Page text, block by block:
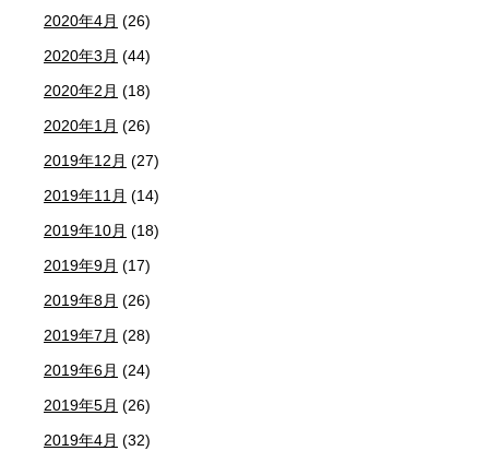
2020年4月 (26)
2020年3月 (44)
2020年2月 (18)
2020年1月 (26)
2019年12月 (27)
2019年11月 (14)
2019年10月 (18)
2019年9月 (17)
2019年8月 (26)
2019年7月 (28)
2019年6月 (24)
2019年5月 (26)
2019年4月 (32)